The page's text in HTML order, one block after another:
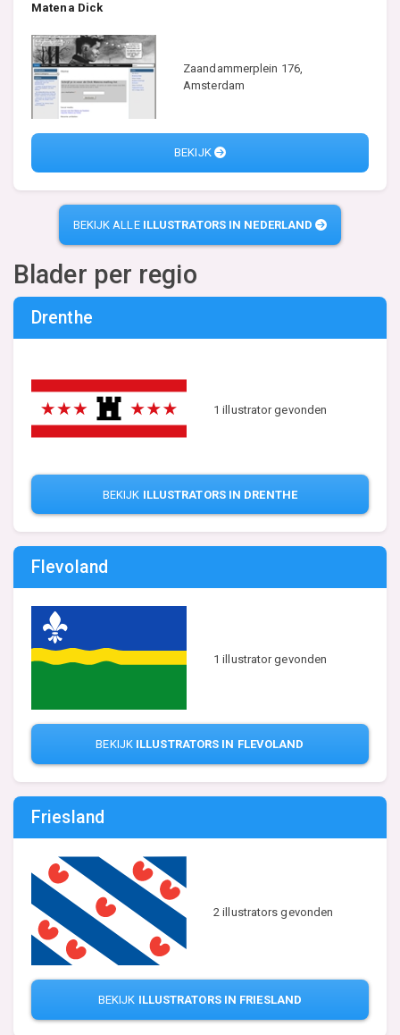
Matena Dick
Zaandammerplein 176,
Amsterdam
BEKIJK
BEKIJK ALLE ILLUSTRATORS IN NEDERLAND
Blader per regio
Drenthe
1 illustrator gevonden
BEKIJK ILLUSTRATORS IN DRENTHE
Flevoland
1 illustrator gevonden
BEKIJK ILLUSTRATORS IN FLEVOLAND
Friesland
2 illustrators gevonden
BEKIJK ILLUSTRATORS IN FRIESLAND